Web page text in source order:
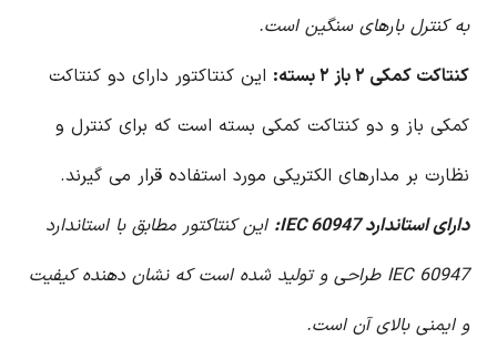
به کنترل بارهای سنگین است.
کنتاکت کمکی ۲ باز ۲ بسته:
این کنتاکتور دارای دو کنتاکت
کمکی باز و دو کنتاکت کمکی بسته است که برای کنترل و
نظارت بر مدارهای الکتریکی مورد استفاده قرار می گیرند.
دارای استاندارد IEC 60947:
این کنتاکتور مطابق با استاندارد
IEC 60947 طراحی و تولید شده است که نشان دهنده کیفیت
و ایمنی بالای آن است.